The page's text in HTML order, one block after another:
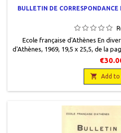
BULLETIN DE
Ecole française d'Athènes En
d'Athènes, 1969, 19,5 x 25,5, de la
Couverture défraîchie.
 Add